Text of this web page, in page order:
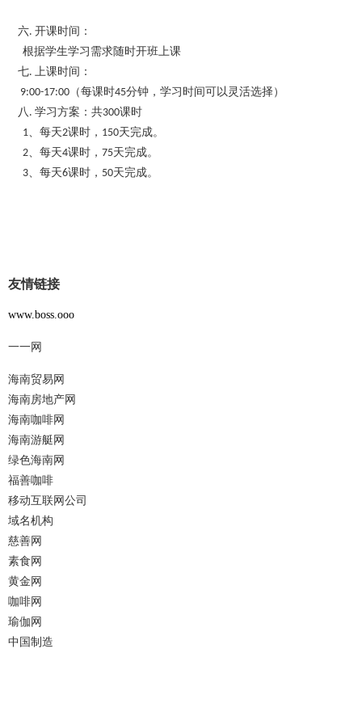
六. 开课时间：
根据学生学习需求随时开班上课
七. 上课时间：
9:00-17:00（每课时45分钟，学习时间可以灵活选择）
八. 学习方案：共300课时
1、每天2课时，150天完成。
2、每天4课时，75天完成。
3、每天6课时，50天完成。
友情链接
www.boss.ooo
一一网
海南贸易网
海南房地产网
海南咖啡网
海南游艇网
绿色海南网
福善咖啡
移动互联网公司
域名机构
慈善网
素食网
黄金网
咖啡网
瑜伽网
中国制造